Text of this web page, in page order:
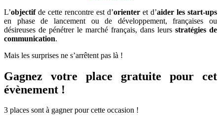
L’objectifde cette rencontre est d’orienter et d’aider les start-ups
en phase de lancement ou de développement, françaises ou
désireuses de pénétrer le marché français, dans leurs stratégies de
communication.
Mais les surprises ne s’arrêtent pas là !
Gagnez votre place gratuite pour cet
évènement !
3 places sont à gagner pour cette occasion !